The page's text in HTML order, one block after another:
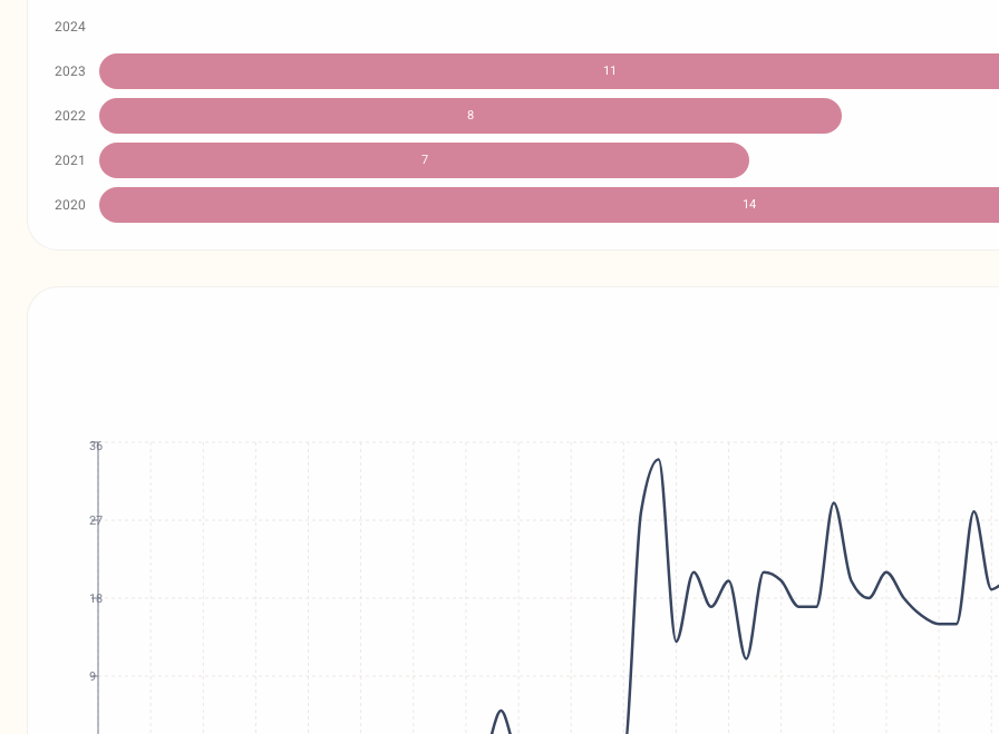
2024
2023 11
2022 8
2021 7
2020 14
9
18
27
36